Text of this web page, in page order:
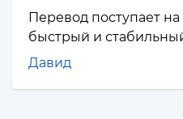
Перевод поступает на
быстрый и
Давид